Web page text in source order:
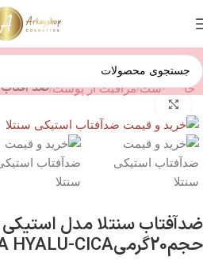
خانه پوست مراقبت از پوست ضد آفتاب
ضدآفتاب سنتلا مدل استیکی
حجم20گرمیCENTELLA HYALU-CICA